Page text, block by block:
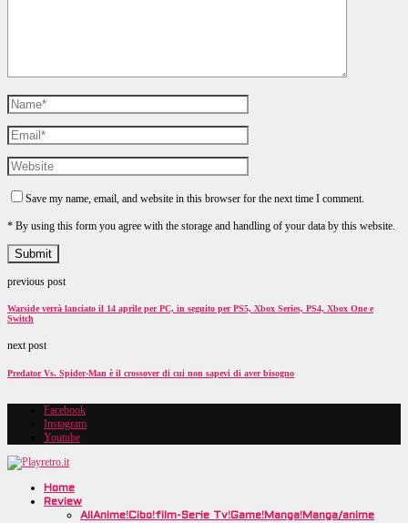
Save my name, email, and website in this browser for the next time I comment.
* By using this form you agree with the storage and handling of your data by this website.
previous post
Warside verrà lanciato il 14 aprile per PC, in seguito per PS5, Xbox Series, PS4, Xbox One e
Switch
next post
Predator Vs. Spider-Man è il crossover di cui non sapevi di aver bisogno
Facebook
Instagram
Youtube
Home
Review
All Anime!Cibo!film-Serie Tv!Game!Manga!Manga/anime